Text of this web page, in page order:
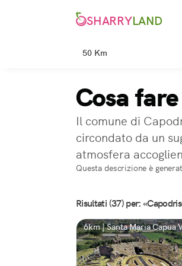
SHARRYLAND
50 Km
Cosa
Il comune di
circondato da un
atmosfera
Questa descrizione è
Risultati (37) per:
6km | Santa Maria Capua
CE